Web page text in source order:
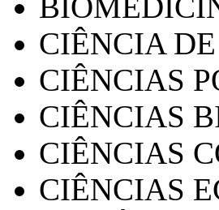
CIÊNCIA
CIÊNCIAS
CIÊNCIAS
CIÊNCIAS
CIÊNCIAS